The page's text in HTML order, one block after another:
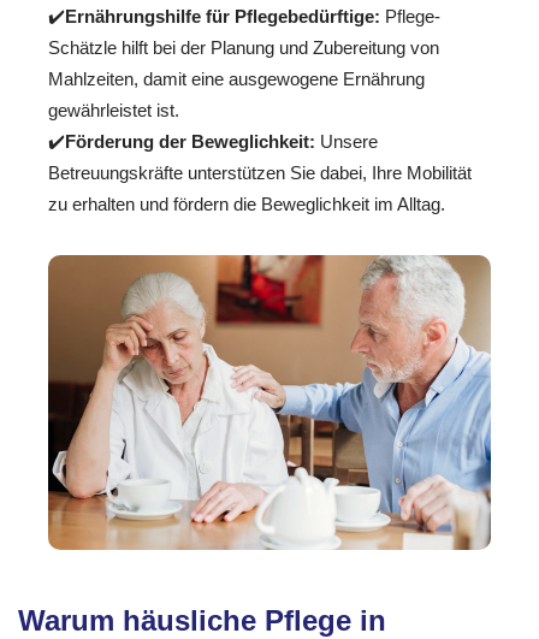
✔️Ernährungshilfe für Pflegebedürftige: Pflege-
Schätzle hilft bei der Planung und Zubereitung von
Mahlzeiten, damit eine ausgewogene Ernährung
gewährleistet ist.
✔️Förderung der Beweglichkeit: Unsere
Betreuungskräfte unterstützen Sie dabei, Ihre Mobilität
zu erhalten und fördern die Beweglichkeit im Alltag.
Warum häusliche Pflege in